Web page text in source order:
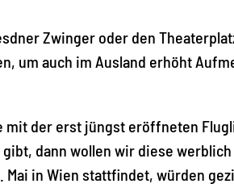
Zwinger oder den
um auch im Ausland erhöht
mit der erst jüngst eröffneten
dann wollen wir diese
Mai in Wien stattfindet, würden